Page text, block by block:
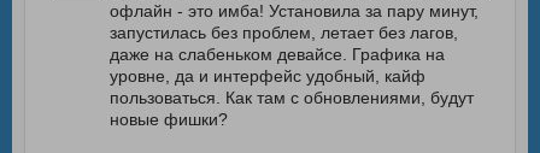
офлайн - это имба! Установила за пару минут,
запустилась без проблем, летает без лагов,
даже на слабеньком девайсе. Графика на
уровне, да и интерфейс удобный, кайф
пользоваться. Как там с обновлениями, будут
новые фишки?